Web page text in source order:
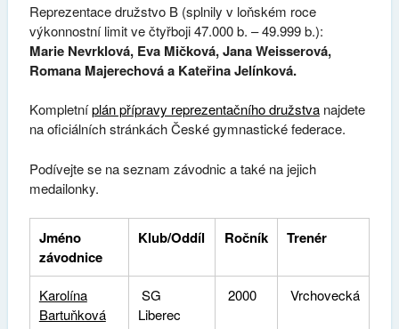
Reprezentace družstvo B (splnily v loňském roce
výkonnostní limit ve čtyřboji 47.000 b. – 49.999 b.):
Marie Nevrklová, Eva Mičková, Jana Weisserová,
Romana Majerechová a Kateřina Jelínková.
Kompletníplán přípravy reprezentačního družstvanajdete
na oficiálních stránkách České gymnastické federace.
Podívejte se na seznam závodnic a také na jejich
medailonky.
Jméno
závodnice
Klub/Oddíl Ročník Trenér
Karolína
Bartuňková
SG
Liberec
2000 Vrchovecká